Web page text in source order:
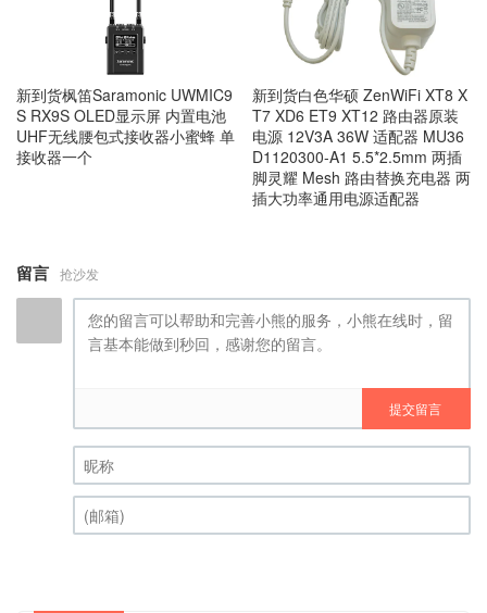
新到货枫笛Saramonic UWMIC9
S RX9S OLED显示屏 内置电池
UHF无线腰包式接收器小蜜蜂 单
接收器一个
新到货白色华硕 ZenWiFi XT8 X
T7 XD6 ET9 XT12 路由器原装
电源 12V3A 36W 适配器 MU36
D1120300-A1 5.5*2.5mm 两插
脚灵耀 Mesh 路由替换充电器 两
插大功率通用电源适配器
留言 抢沙发
提交留言
昵称 (必填)